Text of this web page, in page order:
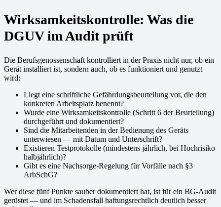
Wirksamkeitskontrolle: Was die
DGUV im Audit prüft
Die Berufsgenossenschaft kontrolliert in der Praxis nicht nur, ob ein
Gerät installiert ist, sondern auch, ob es funktioniert und genutzt
wird:
Liegt eine schriftliche Gefährdungsbeurteilung vor, die den
konkreten Arbeitsplatz benennt?
Wurde eine Wirksamkeitskontrolle (Schritt 6 der Beurteilung)
durchgeführt und dokumentiert?
Sind die Mitarbeitenden in der Bedienung des Geräts
unterwiesen — mit Datum und Unterschrift?
Existieren Testprotokolle (mindestens jährlich, bei Hochrisiko
halbjährlich)?
Gibt es eine Nachsorge-Regelung für Vorfälle nach §3
ArbSchG?
Wer diese fünf Punkte sauber dokumentiert hat, ist für ein BG-Audit
gerüstet — und im Schadensfall haftungsrechtlich deutlich besser